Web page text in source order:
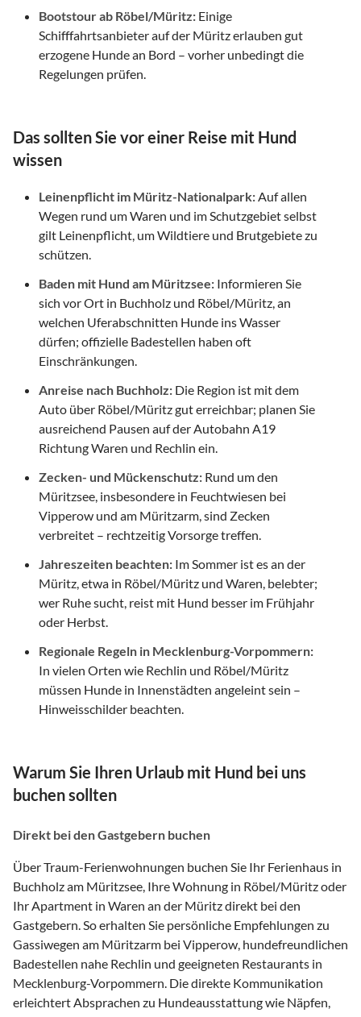
Bootstour ab Röbel/Müritz: Einige
Schifffahrtsanbieter auf der Müritz erlauben gut
erzogene Hunde an Bord – vorher unbedingt die
Regelungen prüfen.
Das sollten Sie vor einer Reise mit Hund
wissen
Leinenpflicht im Müritz-Nationalpark: Auf allen
Wegen rund um Waren und im Schutzgebiet selbst
gilt Leinenpflicht, um Wildtiere und Brutgebiete zu
schützen.
Baden mit Hund am Müritzsee: Informieren Sie
sich vor Ort in Buchholz und Röbel/Müritz, an
welchen Uferabschnitten Hunde ins Wasser
dürfen; offizielle Badestellen haben oft
Einschränkungen.
Anreise nach Buchholz: Die Region ist mit dem
Auto über Röbel/Müritz gut erreichbar; planen Sie
ausreichend Pausen auf der Autobahn A19
Richtung Waren und Rechlin ein.
Zecken- und Mückenschutz: Rund um den
Müritzsee, insbesondere in Feuchtwiesen bei
Vipperow und am Müritzarm, sind Zecken
verbreitet – rechtzeitig Vorsorge treffen.
Jahreszeiten beachten: Im Sommer ist es an der
Müritz, etwa in Röbel/Müritz und Waren, belebter;
wer Ruhe sucht, reist mit Hund besser im Frühjahr
oder Herbst.
Regionale Regeln in Mecklenburg-Vorpommern:
In vielen Orten wie Rechlin und Röbel/Müritz
müssen Hunde in Innenstädten angeleint sein –
Hinweisschilder beachten.
Warum Sie Ihren Urlaub mit Hund bei uns
buchen sollten
Direkt bei den Gastgebern buchen
Über Traum-Ferienwohnungen buchen Sie Ihr Ferienhaus in
Buchholz am Müritzsee, Ihre Wohnung in Röbel/Müritz oder
Ihr Apartment in Waren an der Müritz direkt bei den
Gastgebern. So erhalten Sie persönliche Empfehlungen zu
Gassiwegen am Müritzarm bei Vipperow, hundefreundlichen
Badestellen nahe Rechlin und geeigneten Restaurants in
Mecklenburg-Vorpommern. Die direkte Kommunikation
erleichtert Absprachen zu Hundeausstattung wie Näpfen,